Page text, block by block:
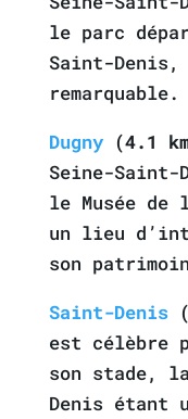
le parc
Saint-Denis,
remarquable.
Dugny(4.1
Seine-Saint-
le Musée de
un lieu
son
Saint-Denis
est célèbre
son stade,
Denis étant